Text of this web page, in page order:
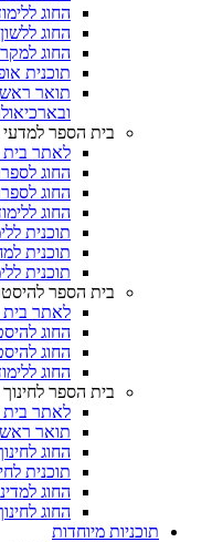
החוג
החוג
החוג
תוכנית
בית הספר
לאתר
החוג
החוג
החוג
תוכנית
תוכנית
תוכנית
בית הספר
לאתר
החוג
החוג
החוג
בית הספר לחינוך
לאתר
תואר
החוג
תוכנית
החוג
החוג
תוכניות מיוחדות